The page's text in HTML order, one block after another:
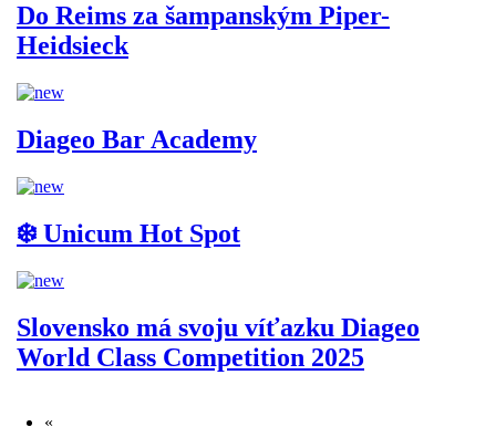
Do Reims za šampanským Piper-
Heidsieck
Diageo Bar Academy
❄️ Unicum Hot Spot
Slovensko má svoju víťazku Diageo
World Class Competition 2025
«